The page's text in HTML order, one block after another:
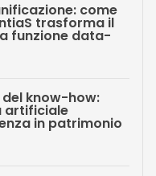
come
trasforma il
funzione data-
know-how:
artificiale
in patrimonio